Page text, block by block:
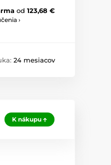
od 123,68 €
›
24 mesiacov
K nákupu